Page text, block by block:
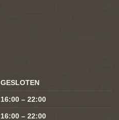
GESLOTEN
16:00 – 22:00
16:00 – 22:00